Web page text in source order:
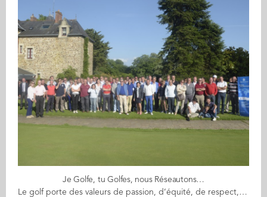
Je Golfe, tu Golfes, nous Réseautons…
Le golf porte des valeurs de passion, d’équité, de respect, de persévérance, d’humilité, mais aussi de plaisir, toujours dans des environnements de nature remarquable. Fondateur du club Golf Audencia Alumni, Gérard Crepel (GE 79) précise que « cette communauté permet de réunir, depuis 12 ans, des alumni passionnés, des cadres et entrepreneurs du monde de l’entreprise. Une occasion de développer son réseau, de partager en toute convivialité avec les dirigeants de la région Ouest et de Paris ». Michael Thoby (exec MBA 13), président d’Emotic, prend cette année le relai de cette animation et organise le Trophée Golf Audencia 2018 le 29 juin prochain : « Cette année, l’Ile d’Or présente un parcours remarquable sur la Loire pour nous accueillir, à 30 minutes de Nantes. On peut y découvrir ses frênes centenaires et son dessin de Michel Gayon. Des paysages exceptionnels ! » Rendez-vous ce 29 juin à 12h30 sur place pour ce moment de convivialité ! 12h30 pour un parcours (formule de jeu ludique en Scramble à 3) 17h pour une initiation 19h pour le cocktail réseau (offert par Audencia Alumni – places limitées) >> Inscriptions obligatoires : pour les golfeurs (initiation ou parcours) / pour le cocktail réseau <<